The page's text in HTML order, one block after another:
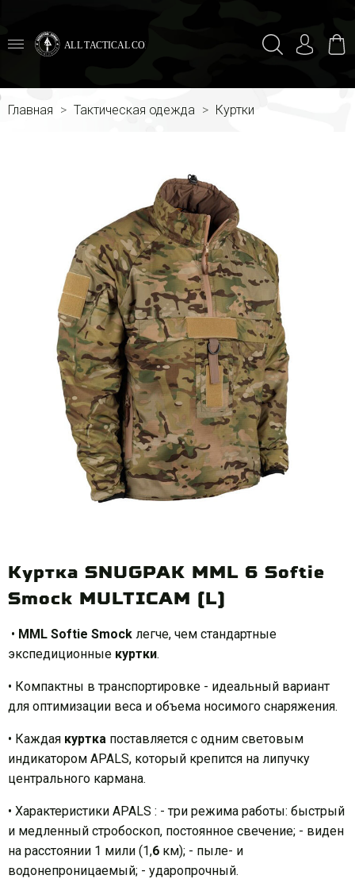
ALL TACTICAL COMBAT
Главная Тактическая одежда Куртки
Куртка SNUGPAK MML 6 Softie
Smock MULTICAM (L)
• MML Softie Smock легче, чем стандартные
экспедиционные куртки.
• Компактны в транспортировке - идеальный вариант
для оптимизации веса и объема носимого снаряжения.
• Каждая куртка поставляется с одним световым
индикатором APALS, который крепится на липучку
центрального кармана.
• Характеристики APALS : - три режима работы: быстрый
и медленный стробоскоп, постоянное свечение; - виден
на расстоянии 1 мили (1,6 км); - пыле- и
водонепроницаемый; - ударопрочный.